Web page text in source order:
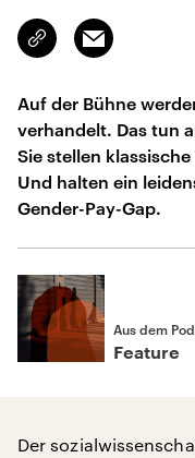
Link
kopieren/teilen
Email
Auf der Bühne
verhandelt. Das tun
Sie stellen
Und halten ein
Gender-Pay-Gap.
Aus dem
Feature
Der